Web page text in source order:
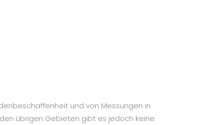
und von Messungen in
übrigen Gebieten gibt es jedoch keine